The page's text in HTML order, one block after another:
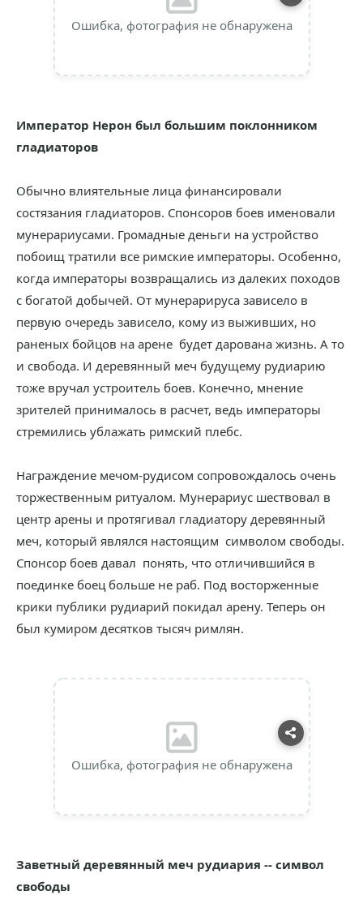
Ошибка, фотография не обнаружена
Император Нерон был большим поклонником
гладиаторов
Обычно влиятельные лица финансировали
состязания гладиаторов. Спонсоров боев именовали
мунерариусами. Громадные деньги на устройство
побоищ тратили все римские императоры. Особенно,
когда императоры возвращались из далеких походов
с богатой добычей. От мунерарируса зависело в
первую очередь зависело, кому из выживших, но
раненых бойцов на арене будет дарована жизнь. А то
и свобода. И деревянный меч будущему рудиарию
тоже вручал устроитель боев. Конечно, мнение
зрителей принималось в расчет, ведь императоры
стремились ублажать римский плебс.
Награждение мечом-рудисом сопровождалось очень
торжественным ритуалом. Мунерариус шествовал в
центр арены и протягивал гладиатору деревянный
меч, который являлся настоящим символом свободы.
Спонсор боев давал понять, что отличившийся в
поединке боец больше не раб. Под восторженные
крики публики рудиарий покидал арену. Теперь он
был кумиром десятков тысяч римлян.
Ошибка, фотография не обнаружена
Заветный деревянный меч рудиария -- символ
свободы